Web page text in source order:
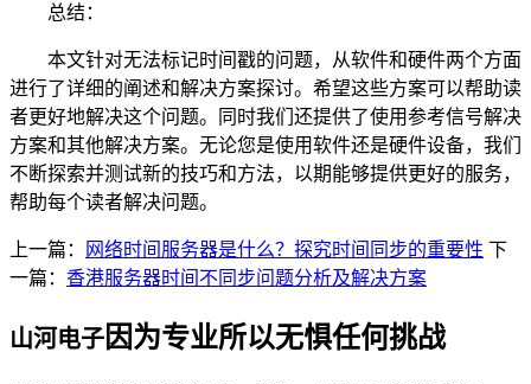
总结：
本文针对无法标记时间戳的问题，从软件和硬件两个方面
进行了详细的阐述和解决方案探讨。希望这些方案可以帮助读
者更好地解决这个问题。同时我们还提供了使用参考信号解决
方案和其他解决方案。无论您是使用软件还是硬件设备，我们
不断探索并测试新的技巧和方法，以期能够提供更好的服务，
帮助每个读者解决问题。
上一篇： 网络时间服务器是什么？探究时间同步的重要性 下
一篇： 香港服务器时间不同步问题分析及解决方案
山河电子因为专业所以无惧任何挑战